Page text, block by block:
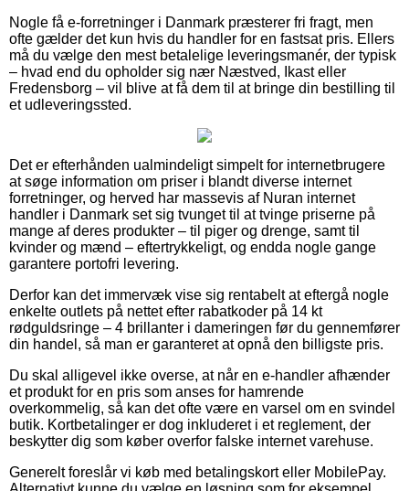
Nogle få e-forretninger i Danmark præsterer fri fragt, men
ofte gælder det kun hvis du handler for en fastsat pris. Ellers
må du vælge den mest betalelige leveringsmanér, der typisk
– hvad end du opholder sig nær Næstved, Ikast eller
Fredensborg – vil blive at få dem til at bringe din bestilling til
et udleveringssted.
Det er efterhånden ualmindeligt simpelt for internetbrugere
at søge information om priser i blandt diverse internet
forretninger, og herved har massevis af Nuran internet
handler i Danmark set sig tvunget til at tvinge priserne på
mange af deres produkter – til piger og drenge, samt til
kvinder og mænd – eftertrykkeligt, og endda nogle gange
garantere portofri levering.
Derfor kan det immervæk vise sig rentabelt at eftergå nogle
enkelte outlets på nettet efter rabatkoder på 14 kt
rødguldsringe – 4 brillanter i dameringen før du gennemfører
din handel, så man er garanteret at opnå den billigste pris.
Du skal alligevel ikke overse, at når en e-handler afhænder
et produkt for en pris som anses for hamrende
overkommelig, så kan det ofte være en varsel om en svindel
butik. Kortbetalinger er dog inkluderet i et reglement, der
beskytter dig som køber overfor falske internet varehuse.
Generelt foreslår vi køb med betalingskort eller MobilePay.